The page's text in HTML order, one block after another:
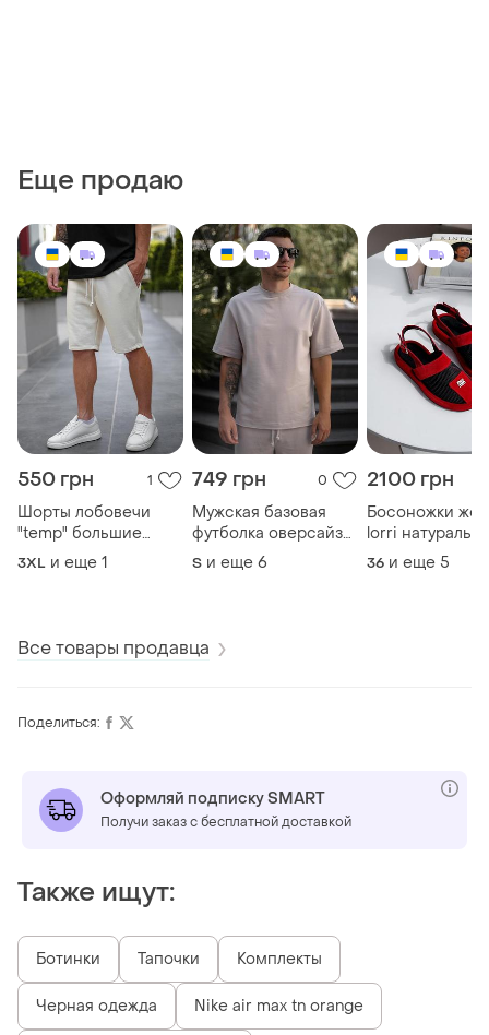
Еще продаю
550 грн 1
Шорты лобовечи
"temp" большие
размеры 3хл - 4хл
3XL и еще 1
749 грн 0
Мужская базовая
футболка оверсайз
различные цвета
с-4хл
S и еще 6
2100 грн
Босоножки
lorri
замша
36 и еще 5
Все товары продавца
Поделиться:
Оформляй подписку SMART
Получи заказ с бесплатной доставкой
Также ищут:
Ботинки Тапочки Комплекты
Черная одежда Nike air max tn orange